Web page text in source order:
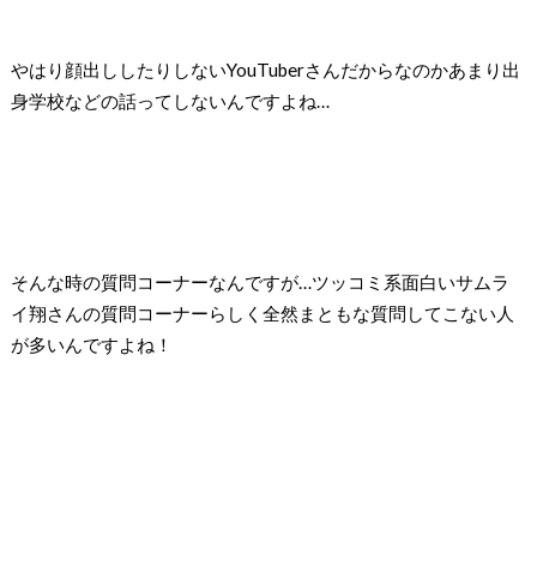
やはり顔出ししたりしないYouTuberさんだからなのかあまり出
身学校などの話ってしないんですよね…
そんな時の質問コーナーなんですが…ツッコミ系面白いサムラ
イ翔さんの質問コーナーらしく 全然まともな質問してこない人
が多いんですよね！